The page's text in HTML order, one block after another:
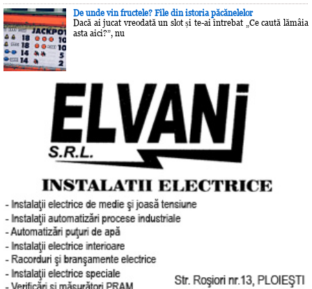
De unde vin fructele? File din istoria păcănelelor
Dacă ai jucat vreodată un slot și te-ai întrebat „Ce caută lămâia
asta aici?”, nu